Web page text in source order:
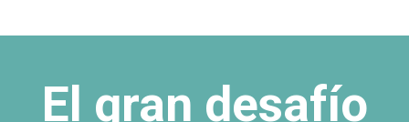
El gran desafío